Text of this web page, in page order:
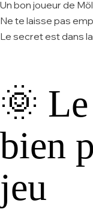
Un bon joueur de
Ne te laisse pas
Le secret est dans
🌞
bien
jeu